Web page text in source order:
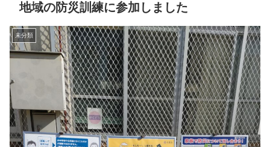
地域の防災訓練に参加しました
未分類